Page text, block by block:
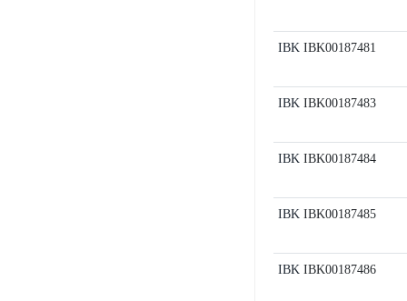
IBK IBK00187481
IBK IBK00187483
IBK IBK00187484
IBK IBK00187485
IBK IBK00187486